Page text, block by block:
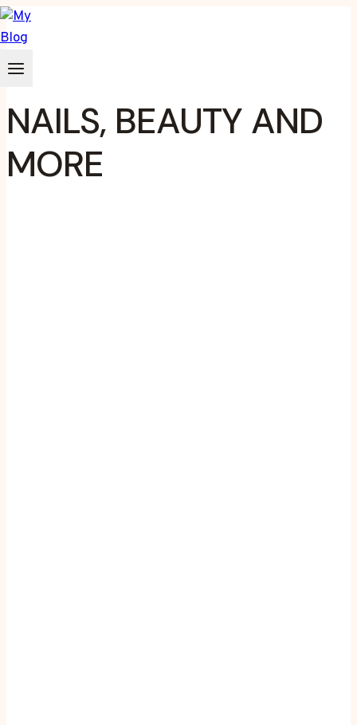
Zum
Inhalt
springen
NAILS, BEAUTY AND
MORE